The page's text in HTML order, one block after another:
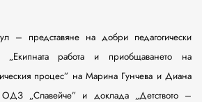
– представяне на добри педагогически
„Екипната работа и приобщаването на
процес” на Марина Гунчева и Диана
„Славейче” и доклада „Детството –